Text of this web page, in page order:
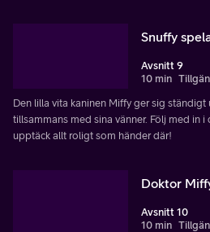
Snuffy
Avsnitt 9
10 min
Den lilla vita kaninen Miffy ger sig ständigt
tillsammans med sina vänner. Följ med in
upptäck allt roligt som händer där!
Doktor
Avsnitt 10
10 min